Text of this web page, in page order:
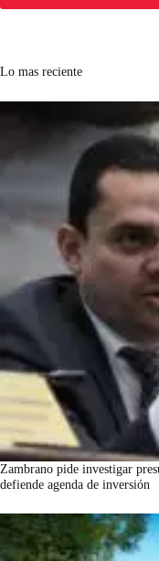
Lo mas reciente
Zambrano pide investigar
defiende agenda de inversión